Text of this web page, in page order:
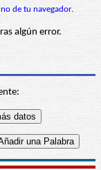
de tu navegador.
algún error.